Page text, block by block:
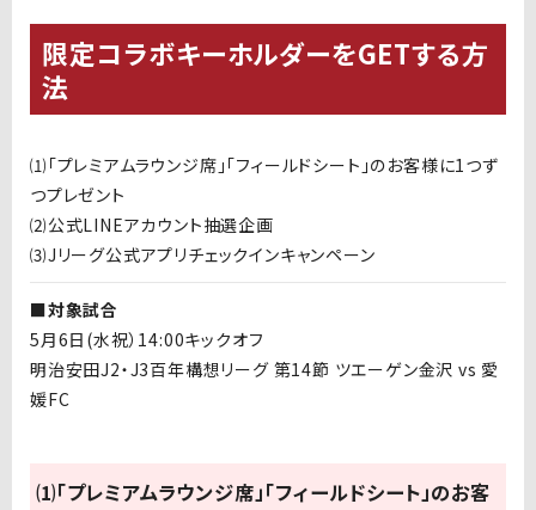
限定コラボキーホルダーをGETする方
法
⑴「プレミアムラウンジ席」「フィールドシート」のお客様に1つず
つプレゼント
⑵公式LINEアカウント抽選企画
⑶Jリーグ公式アプリチェックインキャンペーン
■対象試合
5月6日(水祝）14:00キックオフ
明治安田J2・J3百年構想リーグ 第14節 ツエーゲン金沢 vs 愛
媛FC
⑴「プレミアムラウンジ席」「フィールドシート」のお客